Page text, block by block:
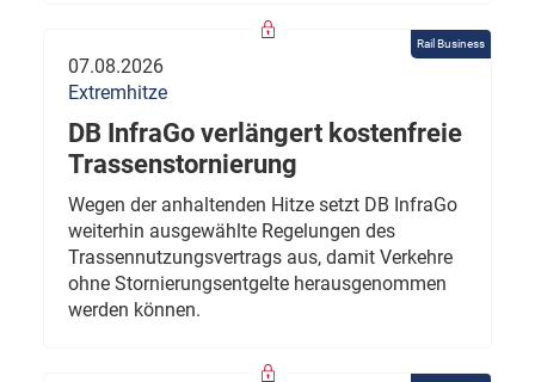
Rail Business
07.08.2026
Extremhitze
DB InfraGo verlängert kostenfreie
Trassenstornierung
Wegen der anhaltenden Hitze setzt DB InfraGo
weiterhin ausgewählte Regelungen des
Trassennutzungsvertrags aus, damit Verkehre
ohne Stornierungsentgelte herausgenommen
werden können.